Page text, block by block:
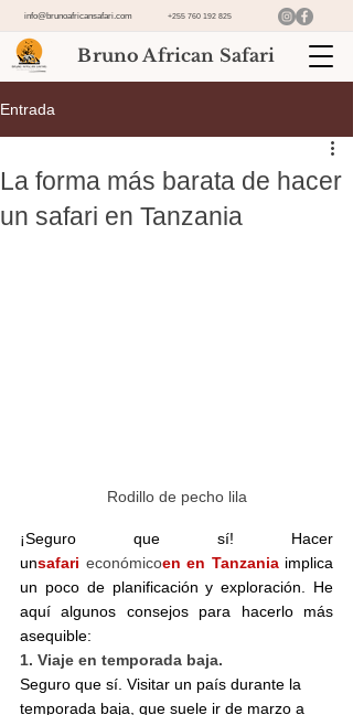
info@brunoafricansafari.com +255 760 192 825
Bruno African Safari
Entrada
La forma más barata de hacer
un safari en Tanzania
Rodillo de pecho lila
¡Seguro que sí! Hacer
unsafari económicoen en Tanzania implica
un poco de planificación y exploración. He
aquí algunos consejos para hacerlo más
asequible:
1. Viaje en temporada baja.
Seguro que sí. Visitar un país durante la
temporada baja, que suele ir de marzo a